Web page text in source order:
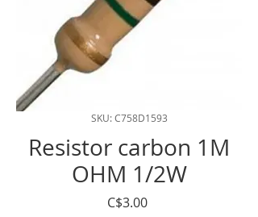
SKU: C758D1593
Resistor carbon 1M
OHM 1/2W
C$3.00Precio